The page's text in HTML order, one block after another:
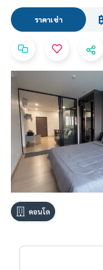
ราคาเช่า
คอนโด